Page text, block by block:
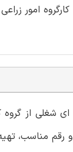
1400/12/02 با حضور
شغلی از
و رقم